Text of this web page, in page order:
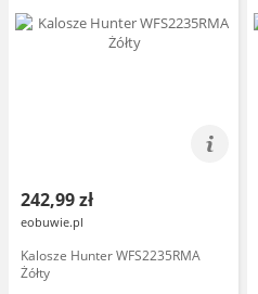
242,99 zł
eobuwie.pl
Kalosze Hunter WFS2235RMA
Żółty